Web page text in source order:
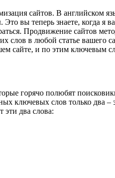
сайтов. В английском
вы теперь знаете, когда я
Продвижение сайтов
слов в любой статье вашего
сайте, и по этим ключевым
горячо полюбят
ключевых слов только два
два слова: